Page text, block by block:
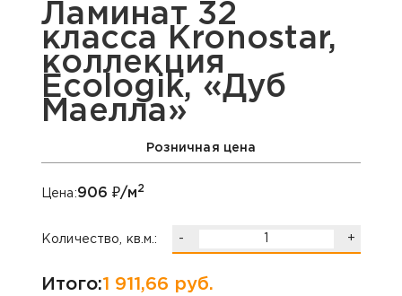
Ламинат 32
класса Kronostar,
коллекция
Ecologik, «Дуб
Маелла»
Розничная цена
Цена:906 ₽/м2
Количество, кв.м.: - +
Итого:1 911,66 руб.